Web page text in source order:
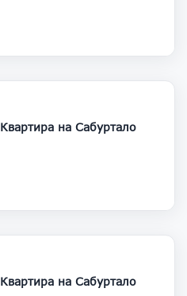
260 000
Продается 4 комнатная Квартира на Сабуртало
203 000
Продается 4 комнатная Квартира на Сабуртало